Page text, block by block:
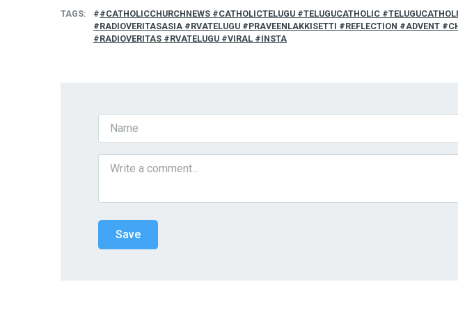
TAGS
#CATHOLICCHURCHNEWS #CATHOLICTELUGU #TELUGUCATHOLIC
#RADIOVERITASASIA #RVATELUGU #PRAVEENLAKKISETTI #REFLECTION #ADVENT
#RADIOVERITAS #RVATELUGU #VIRAL #INSTA